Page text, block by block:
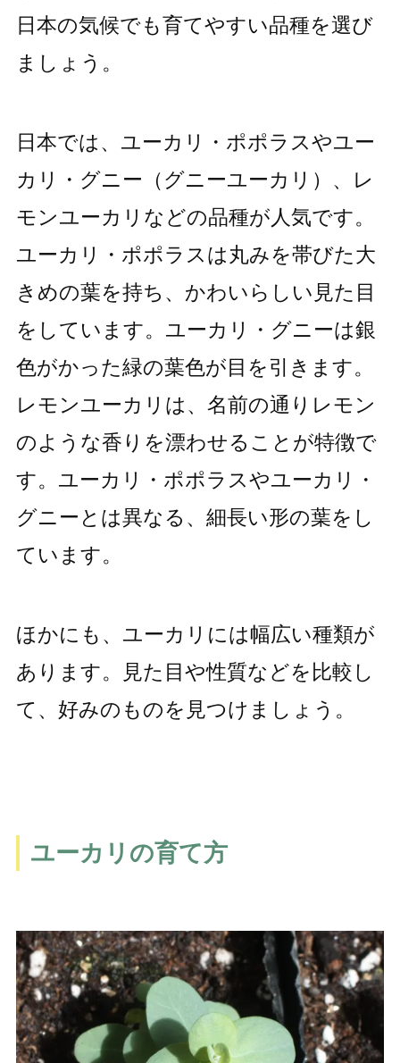
日本の気候でも育てやすい品種を選び
ましょう。
日本では、ユーカリ・ポポラスやユー
カリ・グニー（グニーユーカリ）、レ
モンユーカリなどの品種が人気です。
ユーカリ・ポポラスは丸みを帯びた大
きめの葉を持ち、かわいらしい見た目
をしています。ユーカリ・グニーは銀
色がかった緑の葉色が目を引きます。
レモンユーカリは、名前の通りレモン
のような香りを漂わせることが特徴で
す。ユーカリ・ポポラスやユーカリ・
グニーとは異なる、細長い形の葉をし
ています。
ほかにも、ユーカリには幅広い種類が
あります。見た目や性質などを比較し
て、好みのものを見つけましょう。
ユーカリの育て方